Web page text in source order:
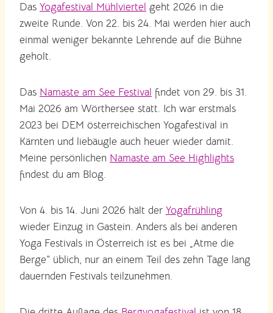
Das Yogafestival Mühlviertel geht 2026 in die
zweite Runde. Von 22. bis 24. Mai werden hier auch
einmal weniger bekannte Lehrende auf die Bühne
geholt.
Das Namaste am See Festival findet von 29. bis 31.
Mai 2026 am Wörthersee statt. Ich war erstmals
2023 bei DEM österreichischen Yogafestival in
Kärnten und liebäugle auch heuer wieder damit.
Meine persönlichen Namaste am See Highlights
findest du am Blog.
Von 4. bis 14. Juni 2026 hält der Yogafrühling
wieder Einzug in Gastein. Anders als bei anderen
Yoga Festivals in Österreich ist es bei „Atme die
Berge“ üblich, nur an einem Teil des zehn Tage lang
dauernden Festivals teilzunehmen.